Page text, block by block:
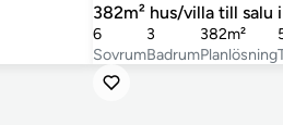
382m² hus/villa till salu
Sovrum
6
Badrum
3
Planlösning
382m²